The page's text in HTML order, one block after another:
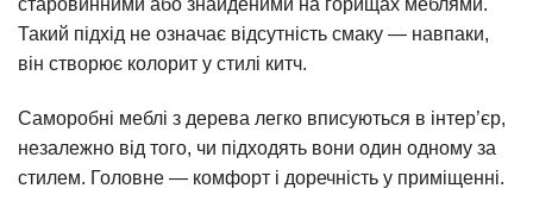
старовинними або знайденими на горищах меблями.
Такий підхід не означає відсутність смаку — навпаки,
він створює колорит у стилі китч.
Саморобні меблі з дерева легко вписуються в інтер’єр,
незалежно від того, чи підходять вони один одному за
стилем. Головне — комфорт і доречність у приміщенні.